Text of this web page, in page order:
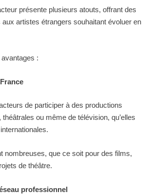
présente plusieurs atouts, offrant des
artistes étrangers souhaitant évoluer en
:
de participer à des productions
ou même de télévision, qu’elles
nombreuses, que ce soit pour des films,
de théâtre.
professionnel